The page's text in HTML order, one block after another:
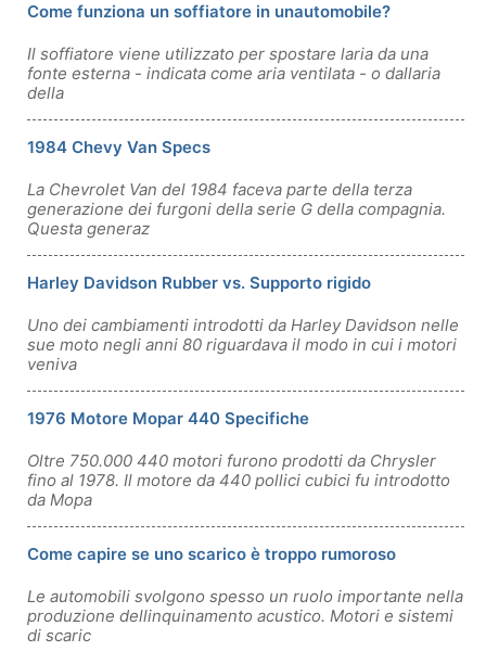
Come funziona un soffiatore in unautomobile?
Il soffiatore viene utilizzato per spostare laria da una
fonte esterna - indicata come aria ventilata - o dallaria
della
1984 Chevy Van Specs
La Chevrolet Van del 1984 faceva parte della terza
generazione dei furgoni della serie G della compagnia.
Questa generaz
Harley Davidson Rubber vs. Supporto rigido
Uno dei cambiamenti introdotti da Harley Davidson nelle
sue moto negli anni 80 riguardava il modo in cui i motori
veniva
1976 Motore Mopar 440 Specifiche
Oltre 750.000 440 motori furono prodotti da Chrysler
fino al 1978. Il motore da 440 pollici cubici fu introdotto
da Mopa
Come capire se uno scarico è troppo rumoroso
Le automobili svolgono spesso un ruolo importante nella
produzione dellinquinamento acustico. Motori e sistemi
di scaric